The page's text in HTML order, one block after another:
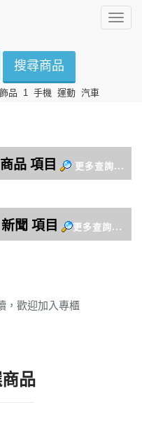
選
搜尋商品
飾品 1 手機 運動 汽車
，歡迎加入專櫃
品